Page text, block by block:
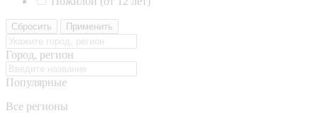
Сбросить Применить
Город, регион
Популярные
Все регионы